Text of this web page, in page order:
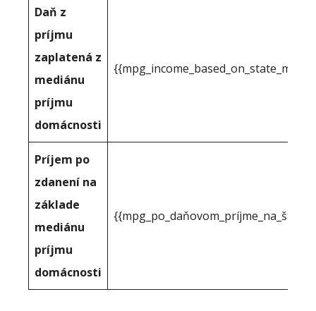
Daň z
príjmu
zaplatená z
mediánu
príjmu
domácnosti
Príjem po
zdanení na
základe
mediánu
príjmu
domácnosti